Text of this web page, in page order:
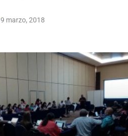
9 marzo, 2018